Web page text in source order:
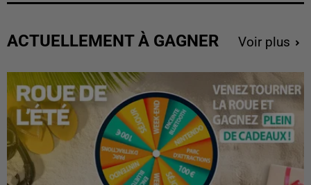
ACTUELLEMENT À GAGNER Voir plus